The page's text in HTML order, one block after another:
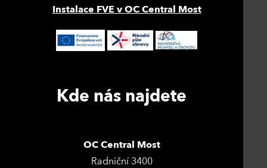
Instalace FVE v OC Central Most
Kde nás najdete
OC Central Most
Radniční 3400